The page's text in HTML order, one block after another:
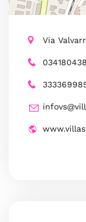
Via